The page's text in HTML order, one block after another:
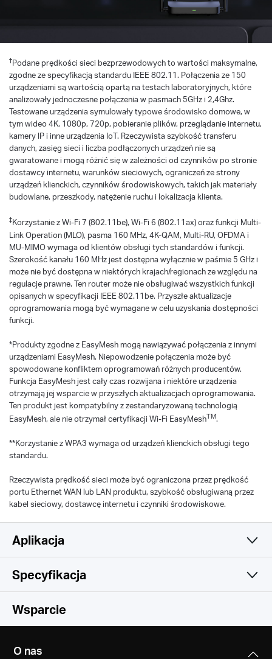
†Podane prędkości sieci bezprzewodowych to wartości maksymalne,
zgodne ze specyfikacją standardu IEEE 802.11. Połączenia ze 150
urządzeniami są wartością opartą na testach laboratoryjnych, które
analizowały jednoczesne połączenia w pasmach 5GHz i 2,4Ghz.
Testowane urządzenia symulowały typowe środowisko domowe, w
tym wideo 4K, 1080p, 720p, pobieranie plików, przeglądanie internetu,
kamery IP i inne urządzenia IoT. Rzeczywista szybkość transferu
danych, zasięg sieci i liczba podłączonych urządzeń nie są
gwaratowane i mogą różnić się w zależności od czynników po stronie
dostawcy internetu, warunków sieciowych, ograniczeń ze strony
urządzeń klienckich, czynników środowiskowych, takich jak materiały
budowlane, przeszkody, natężenie ruchu i lokalizacja klienta.
‡Korzystanie z Wi-Fi 7 (802.11be), Wi-Fi 6 (802.11ax) oraz funkcji Multi-
Link Operation (MLO), pasma 160 MHz, 4K-QAM, Multi-RU, OFDMA i
MU-MIMO wymaga od klientów obsługi tych standardów i funkcji.
Szerokość kanału 160 MHz jest dostępna wyłącznie w paśmie 5 GHz i
może nie być dostępna w niektórych krajach/regionach ze względu na
regulacje prawne. Ten router może nie obsługiwać wszystkich funkcji
opisanych w specyfikacji IEEE 802.11be. Przyszłe aktualizacje
oprogramowania mogą być wymagane w celu uzyskania dostępności
funkcji.
*Produkty zgodne z EasyMesh mogą nawiązywać połączenia z innymi
urządzeniami EasyMesh. Niepowodzenie połączenia może być
spowodowane konfliktem oprogramowań różnych producentów.
Funkcja EasyMesh jest cały czas rozwijana i niektóre urządzenia
otrzymają jej wsparcie w przyszłych aktualizacjach oprogramowania.
Ten produkt jest kompatybilny z zestandaryzowaną technologią
EasyMesh, ale nie otrzymał certyfikacji Wi-Fi EasyMeshTM.
**Korzystanie z WPA3 wymaga od urządzeń klienckich obsługi tego
standardu.
Rzeczywista prędkość sieci może być ograniczona przez prędkość
portu Ethernet WAN lub LAN produktu, szybkość obsługiwaną przez
kabel sieciowy, dostawcę internetu i czynniki środowiskowe.
Aplikacja
Prosta i funkcjonalna
Specyfikacja
Sieć bezprzewodowa
Zgodność ze standardami Wi-Fi 802.11be/ax/ac/a/b/g/n
Wsparcie
O nas